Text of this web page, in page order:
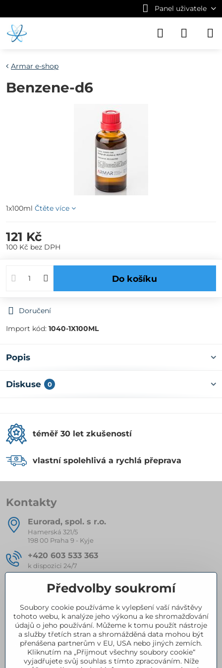
Panel uživatele
Armar e-shop
Benzene-d6
1x100ml Čtěte více
121 Kč
100 Kč bez DPH
Do košíku
Doručení
Import kód: 1040-1X100ML
Popis
Diskuse 0
téměř 30 let zkušeností
vlastní spolehlivá a rychlá přeprava
Kontakty
Eurorad, spol​. s r​.o​.
Hamerská 321/5
198 00 Praha 9 - Kyje
+420 603 533 363
k dispozici 24/7
eurorad​@seznam​.cz
Kompletní nabídka produktů
Certifikace
Předvolby soukromí
Soubory cookie používáme k vylepšení vaší návštěvy
tohoto webu, k analýze jeho výkonu a ke shromažďování
údajů o jeho používání. Můžeme k tomu použít nástroje
a služby třetích stran a shromážděná data mohou být
přenášena partnerům v EU, USA nebo jiných zemích.
Kliknutím na „Přijmout všechny soubory cookie“
vyjadřujete svůj souhlas s tímto zpracováním. Níže